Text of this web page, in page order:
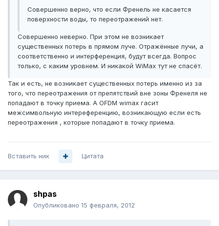
Совершенно верно, что если Френель не касается
поверхности воды, то переотражений нет.
Совершенно неверно. При этом не возникает
существенных потерь в прямом луче. Отражённые лучи, а
соответственно и интерференция, будут всегда. Вопрос
только, с каким уровнем. И никакой WiMax тут не спасёт.
Так и есть, не возникает существенных потерь именно из за
того, что переотражения от препятствий вне зоны Френеля не
попадают в точку приема. А OFDM wimax гасит
межсимвольную интереференцию, возникающую если есть
переотражения , которые попадают в точку приема.
Вставить ник Цитата
shpas
Опубликовано 15 февраля, 2012